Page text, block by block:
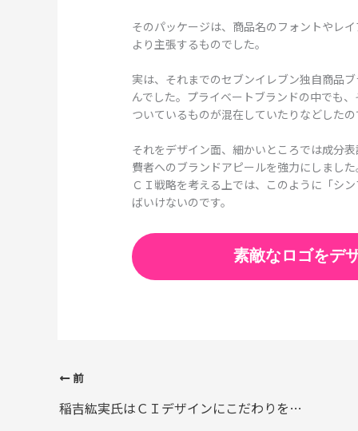
そのパッケージは、商品名のフォントやレ
より主張するものでした。
実は、それまでのセブンイレブン独自商品
んでした。プライベートブランドの中でも
ついているものが混在していたりなどしたの
それをデザイン面、細かいところでは成分
費者へのブランドアピールを強力にしました
ＣＩ戦略を考える上では、このように「シ
ばいけないのです。
素敵なロゴをデ
前
稲吉紘実氏はＣＩデザインにこだわりを持っています